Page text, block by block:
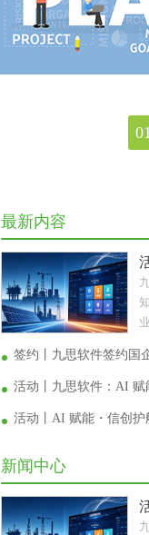
最新内容
签约丨九思软件签约国
活动丨九思软件：AI
活动丨AI 赋能・信创
新闻中心